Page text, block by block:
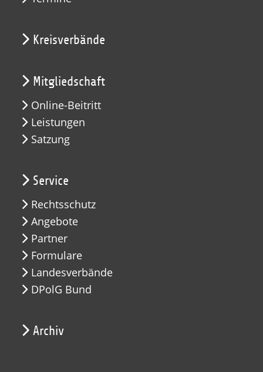
Kreisverbände
Mitgliedschaft
Online-Beitritt
Leistungen
Satzung
Service
Rechtsschutz
Angebote
Partner
Formulare
Landesverbände
DPolG Bund
Archiv